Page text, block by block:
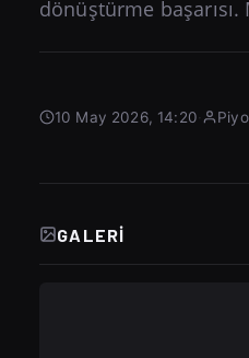
dönüştürme başarısı.
10 May 2026, 14:20
GALERI